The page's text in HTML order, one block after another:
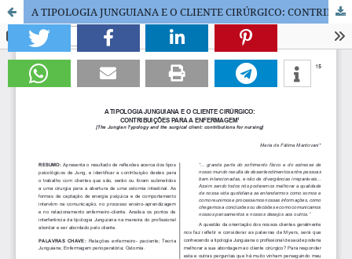
A TIPOLOGIA JUNGUIANA E O CLIENTE CIRÚRGICO: CONTRIBUIÇÕES PARA A ENFERMAGEM